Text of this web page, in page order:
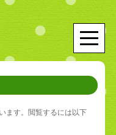
ます。閲覧するには以下